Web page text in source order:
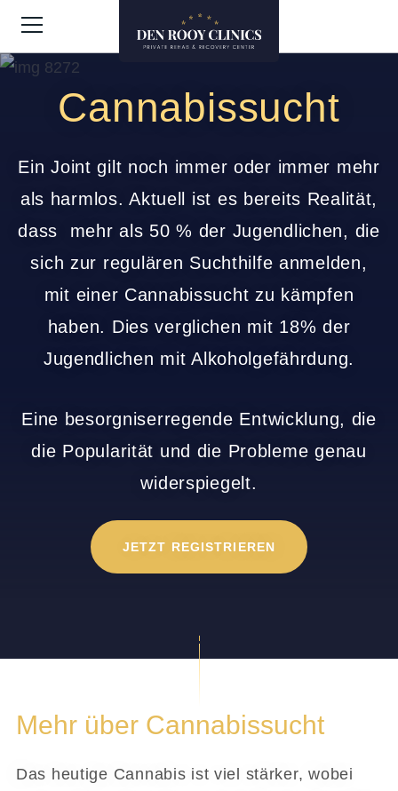
Cannabissucht
Ein Joint gilt noch immer oder immer mehr
als harmlos. Aktuell ist es bereits Realität,
dass mehr als 50 % der Jugendlichen, die
sich zur regulären Suchthilfe anmelden,
mit einer Cannabissucht zu kämpfen
haben. Dies verglichen mit 18% der
Jugendlichen mit Alkoholgefährdung.
Eine besorgniserregende Entwicklung, die
die Popularität und die Probleme genau
widerspiegelt.
JETZT REGISTRIEREN
Mehr über Cannabissucht
Das heutige Cannabis ist viel stärker, wobei